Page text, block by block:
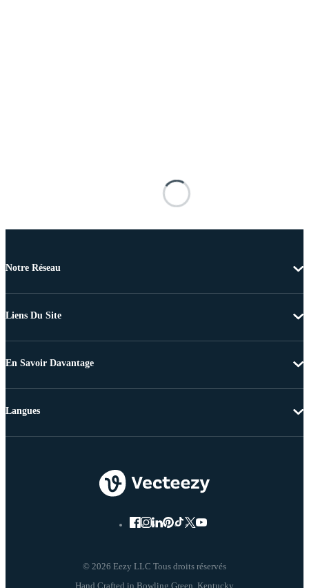
Notre Réseau
Liens Du Site
En Savoir Davantage
© 2026 Eezy LLC Tous droits réservés
Langues